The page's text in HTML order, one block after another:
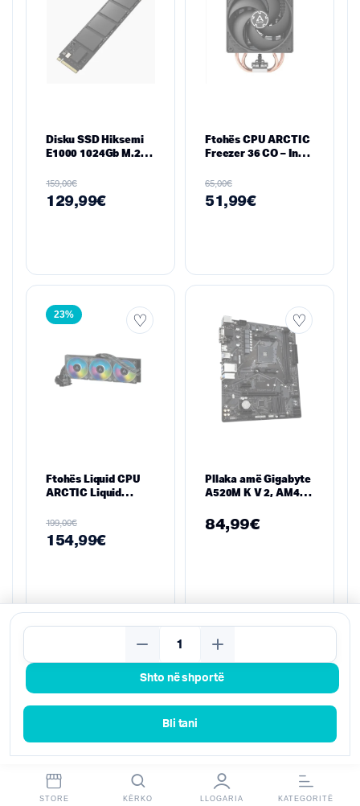
Shto në shportë
Bli tani
Disku SSD Hiksemi
E1000 1024Gb M.2
159,00€
129,99€
Ftohës CPU ARCTIC
Freezer 36 CO – Intel
AMD AM4/AM5, Dual
120 mm P12 PWM
PST, 159 mm H
65,00€
51,99€
23%
Ftohës Liquid CPU
ARCTIC Liquid
– Radiator 420 mm,
A-RGB, Multi-Socket
(Intel & AMD)
199,00€
154,99€
Pllaka amë Gigabyte
A520M K V 2, AM4
84,99€
STORE KËRKO LLOGARIA KATEGORITË